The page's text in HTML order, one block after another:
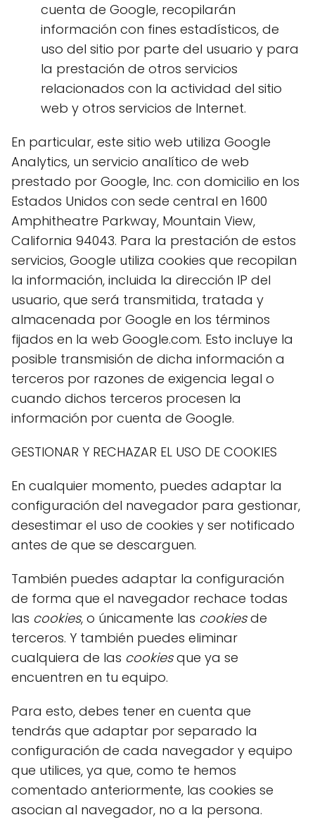
cuenta de Google, recopilarán
información con fines estadísticos, de
uso del sitio por parte del usuario y para
la prestación de otros servicios
relacionados con la actividad del sitio
web y otros servicios de Internet.
En particular, este sitio web utiliza Google
Analytics, un servicio analítico de web
prestado por Google, Inc. con domicilio en los
Estados Unidos con sede central en 1600
Amphitheatre Parkway, Mountain View,
California 94043. Para la prestación de estos
servicios, Google utiliza cookies que recopilan
la información, incluida la dirección IP del
usuario, que será transmitida, tratada y
almacenada por Google en los términos
fijados en la web Google.com. Esto incluye la
posible transmisión de dicha información a
terceros por razones de exigencia legal o
cuando dichos terceros procesen la
información por cuenta de Google.
GESTIONAR Y RECHAZAR EL USO DE COOKIES
En cualquier momento, puedes adaptar la
configuración del navegador para gestionar,
desestimar el uso de cookies y ser notificado
antes de que se descarguen.
También puedes adaptar la configuración
de forma que el navegador rechace todas
las cookies, o únicamente las cookiesde
terceros. Y también puedes eliminar
cualquiera de las cookiesque ya se
encuentren en tu equipo.
Para esto, debes tener en cuenta que
tendrás que adaptar por separado la
configuración de cada navegador y equipo
que utilices, ya que, como te hemos
comentado anteriormente, las cookies se
asocian al navegador, no a la persona.